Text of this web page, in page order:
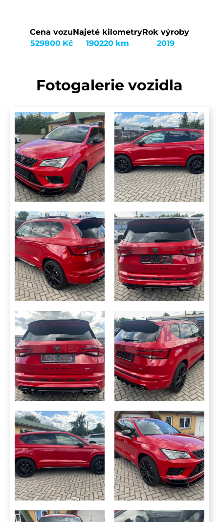
Cena vozu
529800 Kč
Najeté kilometry
190220 km
Rok výroby
2019
Fotogalerie vozidla